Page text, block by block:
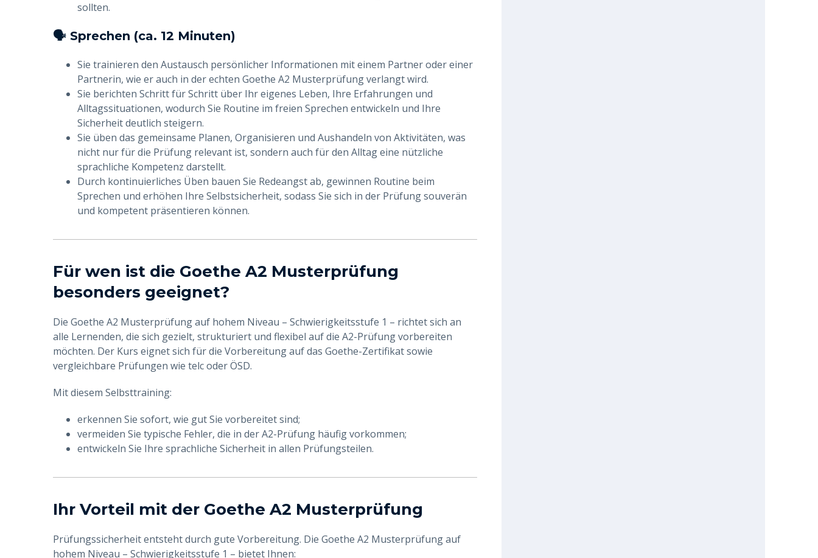
sollten.
🗣 Sprechen (ca. 12 Minuten)
Sie trainieren den Austausch persönlicher Informationen mit einem Partner oder einer
Partnerin, wie er auch in der echten Goethe A2 Musterprüfung verlangt wird.
Sie berichten Schritt für Schritt über Ihr eigenes Leben, Ihre Erfahrungen und
Alltagssituationen, wodurch Sie Routine im freien Sprechen entwickeln und Ihre
Sicherheit deutlich steigern.
Sie üben das gemeinsame Planen, Organisieren und Aushandeln von Aktivitäten, was
nicht nur für die Prüfung relevant ist, sondern auch für den Alltag eine nützliche
sprachliche Kompetenz darstellt.
Durch kontinuierliches Üben bauen Sie Redeangst ab, gewinnen Routine beim
Sprechen und erhöhen Ihre Selbstsicherheit, sodass Sie sich in der Prüfung souverän
und kompetent präsentieren können.
Für wen ist die Goethe A2 Musterprüfung
besonders geeignet?
Die Goethe A2 Musterprüfung auf hohem Niveau – Schwierigkeitsstufe 1 – richtet sich an
alle Lernenden, die sich gezielt, strukturiert und flexibel auf die A2-Prüfung vorbereiten
möchten. Der Kurs eignet sich für die Vorbereitung auf das Goethe-Zertifikat sowie
vergleichbare Prüfungen wie telc oder ÖSD.
Mit diesem Selbsttraining:
erkennen Sie sofort, wie gut Sie vorbereitet sind;
vermeiden Sie typische Fehler, die in der A2-Prüfung häufig vorkommen;
entwickeln Sie Ihre sprachliche Sicherheit in allen Prüfungsteilen.
Ihr Vorteil mit der Goethe A2 Musterprüfung
Prüfungssicherheit entsteht durch gute Vorbereitung. Die Goethe A2 Musterprüfung auf
hohem Niveau – Schwierigkeitsstufe 1 – bietet Ihnen: